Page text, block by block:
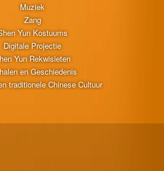
Muziek
Zang
Yun Kostuums
Digitale Projectie
Yun Rekwisieten
en Geschiedenis
traditionele Chinese Cultuur